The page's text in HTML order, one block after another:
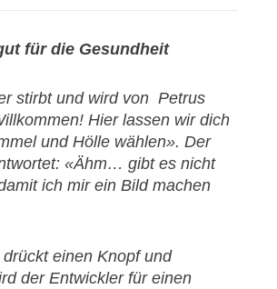
für die Gesundheit
stirbt und wird von Petrus
Hier lassen wir dich
und Hölle wählen». Der
«Ähm… gibt es nicht
ich mir ein Bild machen
einen Knopf und
der Entwickler für einen